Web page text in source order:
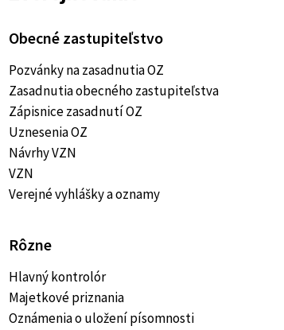
Obecné zastupiteľstvo
Pozvánky na zasadnutia OZ
Zasadnutia obecného zastupiteľstva
Zápisnice zasadnutí OZ
Uznesenia OZ
Návrhy VZN
VZN
Verejné vyhlášky a oznamy
Rôzne
Hlavný kontrolór
Majetkové priznania
Oznámenia o uložení písomnosti